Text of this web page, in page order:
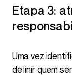
Etapa 3: atribuição de
Uma vez identificadas as tarefas, é essencial
definir quem